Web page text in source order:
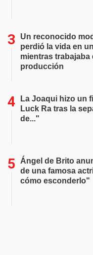
Un reconocido
perdió la vida en
mientras trabajaba
producción
La Joaqui hizo un
Luck Ra tras la
de..."
Ángel de Brito
de una famosa
cómo esconderlo"